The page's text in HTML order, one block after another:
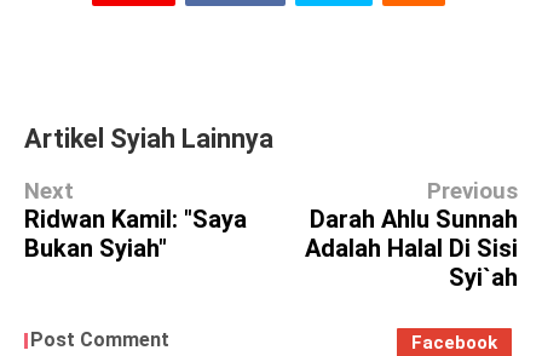
Artikel Syiah Lainnya
Next
Ridwan Kamil: "Saya
Bukan Syiah"
Previous
Darah Ahlu Sunnah
Adalah Halal Di Sisi
Syi`ah
Post Comment Facebook